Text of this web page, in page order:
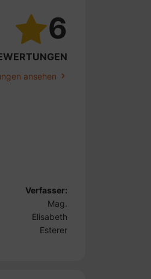
6
ansehen
Verfasser:
Mag.
Elisabeth
Esterer